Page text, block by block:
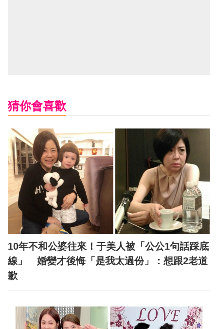
猜你會喜歡
10年不和公婆往來！于美人被「公公1句話踩底
線」 婚變才後悔「是我太過份」：想跟2老道
歉